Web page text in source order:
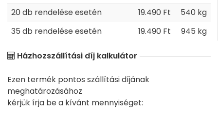
20 db rendelése esetén
19.490 Ft
540 kg
35 db rendelése esetén
19.490 Ft 945 kg
Házhozszállítási díj kalkulátor
Ezen termék pontos szállítási díjának
meghatározásához
kérjük írja be a kívánt mennyiséget: